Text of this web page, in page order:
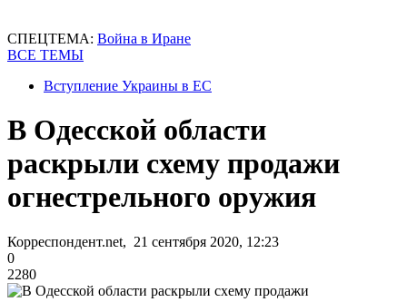
СПЕЦТЕМА: Война в Иране
ВСЕ ТЕМЫ
Вступление Украины в ЕС
В Одесской области
раскрыли схему продажи
огнестрельного оружия
Корреспондент.net, 21 сентября 2020, 12:23
0
2280